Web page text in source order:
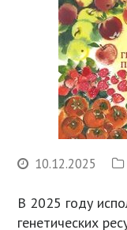
10.12.2025
В 2025 году
генетических